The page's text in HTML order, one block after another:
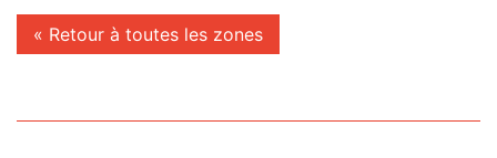
« Retour à toutes les zones